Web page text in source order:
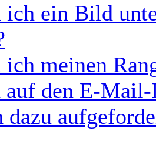
ich ein Bild
meinen
auf den E-
dazu